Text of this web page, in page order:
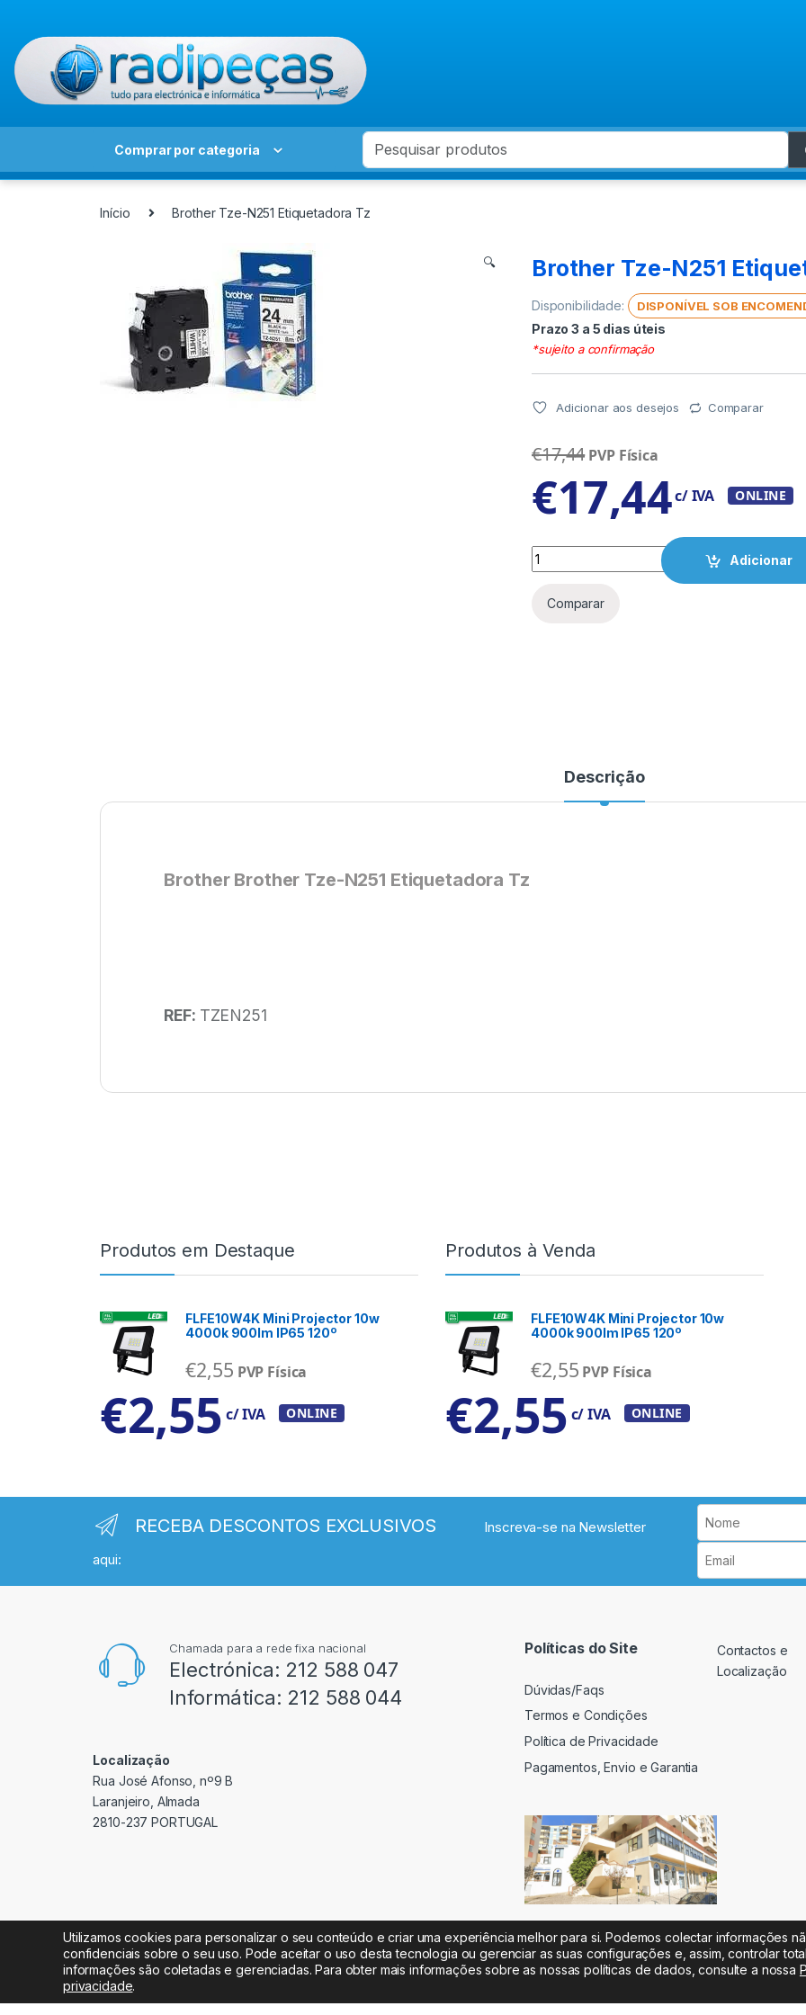
Comprar por categoria
Search for:
Início Brother Tze-N251 Etiquetadora Tz
🔍 Brother Tze-N251
Disponibilidade: DISPONÍVEL SOB
Prazo 3 a 5 dias úteis
*sujeito a confirmação
Adicionar aos desejos Comparar
€17,44 PVP Física
€17,44c/ IVA ONLINE
Quantity
Adicionar
Comparar
Descrição
Brother Brother Tze-N251 Etiquetadora Tz
REF: TZEN251
Produtos em Destaque
FLFE10W4K Mini Projector 10w
4000k 900lm IP65 120º
€2,55 PVP Física
€2,55 c/ IVA ONLINE
Produtos à Venda
FLFE10W4K Mini Projector 10w
4000k 900lm IP65 120º
€2,55 PVP Física
€2,55 c/ IVA ONLINE
RECEBA DESCONTOS EXCLUSIVOS
Inscreva-se na Newsletter
aqui:
Chamada para a rede fixa nacional
Electrónica: 212 588 047
Informática: 212 588 044
Localização
Rua José Afonso, nº9 B
Laranjeiro, Almada
2810-237 PORTUGAL
Políticas do Site
Dúvidas/Faqs
Termos e Condições
Política de Privacidade
Pagamentos, Envio e Garantia
Contactos e
Localização
Radipeças Lda. 2026 © Todos os direitos reservados |
Utilizamos cookies para personalizar o seu conteúdo e criar uma experiência melhor para si. Podemos colectar informações
confidenciais sobre o seu uso. Pode aceitar o uso desta tecnologia ou gerenciar as suas configurações e, assim, controlar
informações são coletadas e gerenciadas. Para obter mais informações sobre as nossas políticas de dados, consulte a nossa
privacidade.